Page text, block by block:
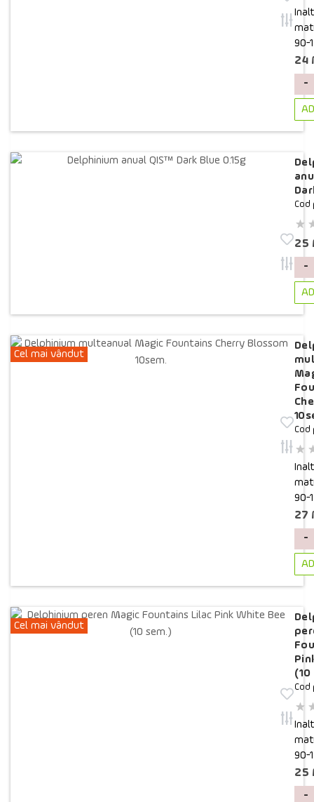
90-
24
-
Cod
25
-
Cel mai vândut
Cod
90-
27
-
Cel mai vândut
(10
Cod
90-
25
-